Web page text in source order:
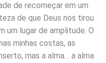
de recomeçar em um
de que Deus nos tirou
um lugar de amplitude. O
minhas costas, as
mas a alma… a alma